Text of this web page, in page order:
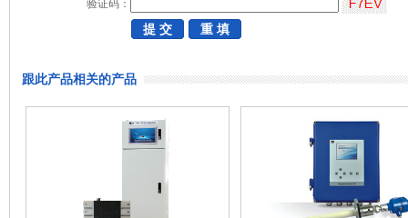
验证码：
跟此产品相关的产品